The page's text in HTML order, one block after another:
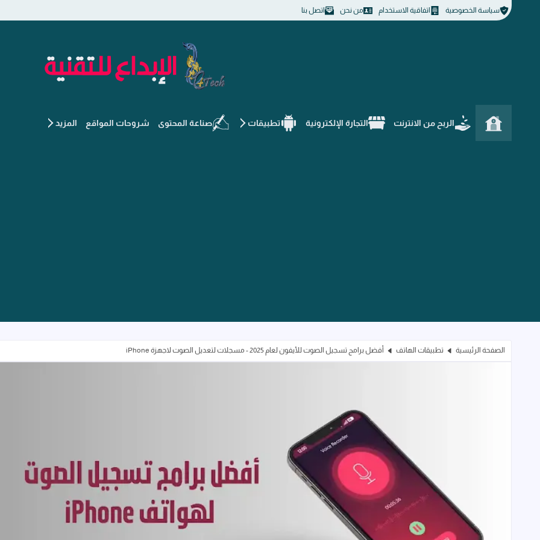
سياسة الخصوصية اتفاقية الاستخدام من نحن اتصل بنا
الإبداع للتقنية - جديد
الربح من الانترنت التجارة الإلكترونية تطبيقات صناعة المحتوى شروحات المواقع المزيد
الصفحة الرئيسية تطبيقات الهاتف أفضل برامج تسجيل الصوت للأيفون لعام 2025 - مسجلات لتعديل الصوت لاجهزة iPhone
أفضل برامج تسجيل الصوت للأيفون لعام 2025 - مسجلات لتعديل الصوت لاجهزة iPhone